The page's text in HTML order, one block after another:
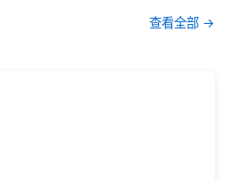
查看全部 →